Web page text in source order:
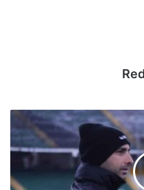
Messina,
si
dimette
tecnico